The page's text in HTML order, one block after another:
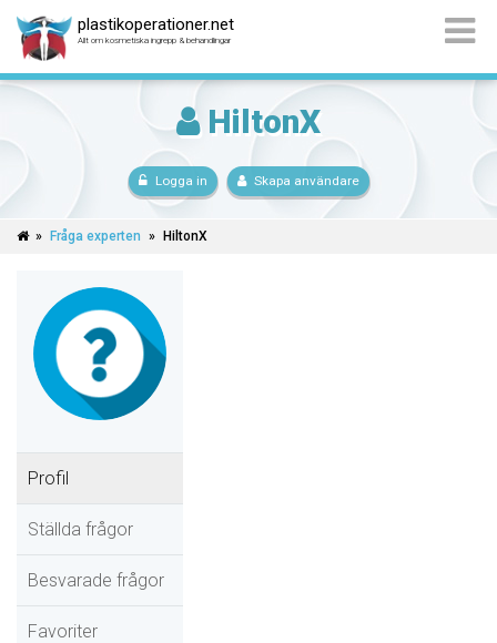
plastikoperationer.net
Allt om kosmetiska ingrepp & behandlingar
HiltonX
Logga in Skapa användare
» Fråga experten » HiltonX
Profil
Ställda frågor
Besvarade frågor
Favoriter